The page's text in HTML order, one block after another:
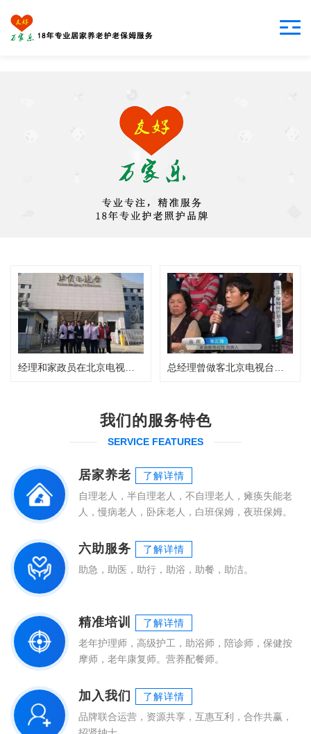
我们的服务特色
SERVICE FEATURES
居家养老
了解详情
自理老人，半自理老人，不自理老人，瘫痪失能老
人，慢病老人，卧床老人，白班保姆，夜班保姆。
六助服务
了解详情
助急，助医，助行，助浴，助餐，助洁。
精准培训
了解详情
老年护理师，高级护工，助浴师，陪诊师，保健按
摩师，老年康复师。营养配餐师。
加入我们
了解详情
品牌联合运营，资源共享，互惠互利，合作共赢，